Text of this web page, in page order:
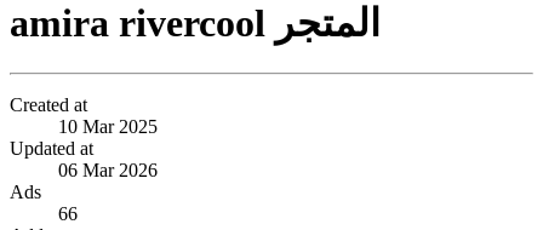
amira rivercool المتجر
Created at
10 Mar 2025
Updated at
06 Mar 2026
Ads
66